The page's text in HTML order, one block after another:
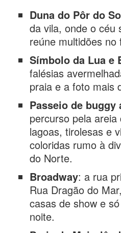
Duna do Pôr do
da vila, onde o céu
reúne multidões no
Símbolo da Lua e
falésias
praia e a foto mais
Passeio de buggy
percurso pela
lagoas, tirolesas e
coloridas rumo à
do Norte.
Broadway: a rua
Rua Dragão do
casas de show e
noite.